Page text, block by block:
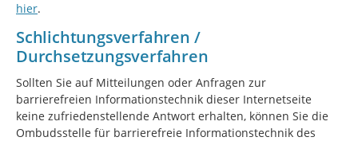
hier.
Schlichtungsverfahren /
Durchsetzungsverfahren
Sollten Sie auf Mitteilungen oder Anfragen zur
barrierefreien Informationstechnik dieser Internetseite
keine zufriedenstellende Antwort erhalten, können Sie die
Ombudsstelle für barrierefreie Informationstechnik des